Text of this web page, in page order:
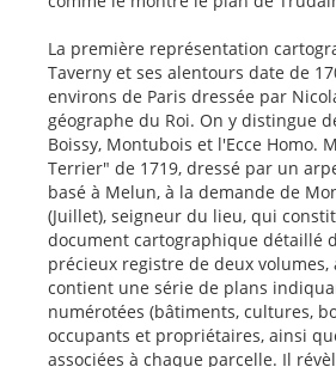
La première représentation
Taverny et ses alentours date de
environs de Paris dressée par
géographe du Roi. On y distingue
Boissy, Montubois et l'Ecce Homo.
Terrier" de 1719, dressé par un
basé à Melun, à la demande de
(Juillet), seigneur du lieu, qui
document cartographique détaillé
précieux registre de deux
contient une série de plans
numérotées (bâtiments, cultures,
occupants et propriétaires, ainsi
associées à chaque parcelle. Il